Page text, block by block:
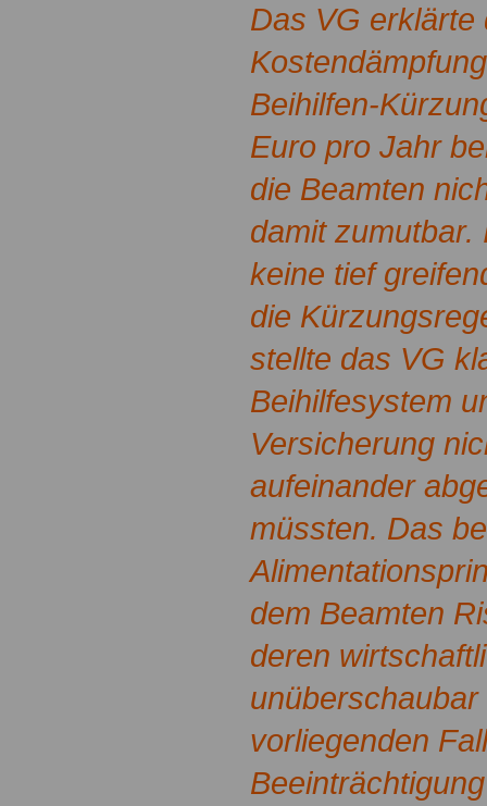
Das VG erklärte
Beihilfen-
Euro pro Jahr
die Beamten
damit zumutbar.
keine tief
die
stellte das VG
Beihilfesystem
Versicherung
aufeinander
müssten. Das
dem Beamten
deren
vorliegenden